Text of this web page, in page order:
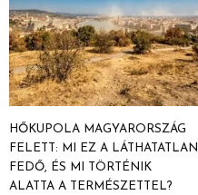
HŐKUPOLA MAGYARORSZÁG
FELETT: MI EZ A LÁTHATATLAN
FEDŐ, ÉS MI TÖRTÉNIK
ALATTA A TERMÉSZETTEL?